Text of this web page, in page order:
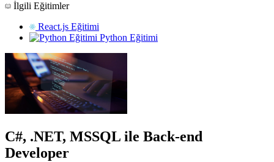
İlgili Eğitimler
React.js Eğitimi
Python Eğitimi
C#, .NET, MSSQL ile Back-end
Developer